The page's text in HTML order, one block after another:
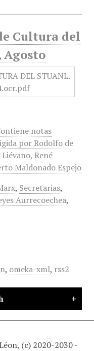
Cultura del
Agosto
notas
por Rodolfo de
René
Maldonado Espejo
, Secretarias,
Aurrecoechea,
, omeka-xml, rss2
(c) 2020-2030 -